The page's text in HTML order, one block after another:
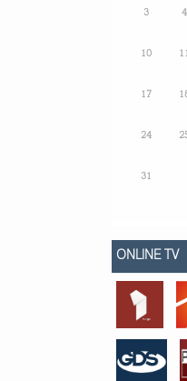
3 4
10
17
24
31
ONLINE TV